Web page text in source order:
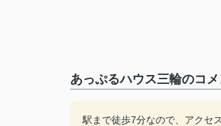
あっぷるハウス三輪のコ
駅まで徒歩7分なので、アクセ